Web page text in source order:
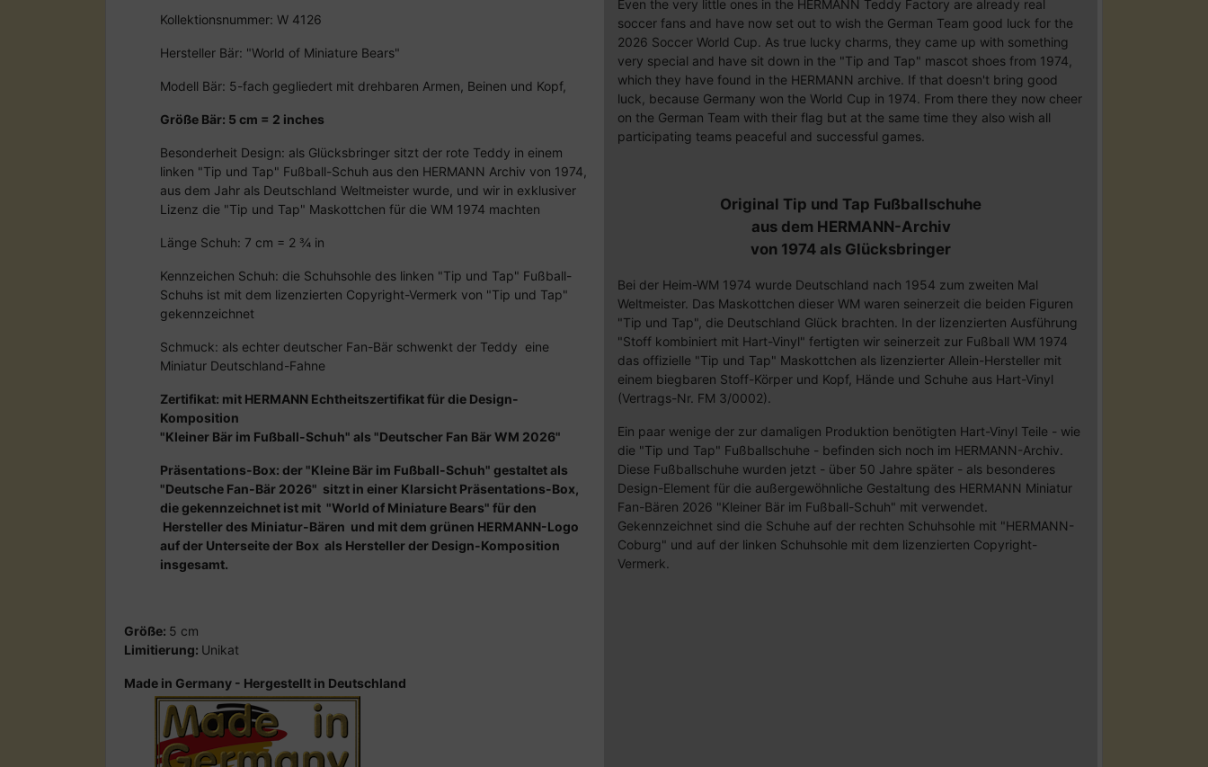
Kollektionsnummer: W 4126
Hersteller Bär: "World of Miniature Bears"
Modell Bär: 5-fach gegliedert mit drehbaren Armen, Beinen und Kopf,
Größe Bär: 5 cm = 2 inches
Besonderheit Design: als Glücksbringer sitzt der rote Teddy in einem
linken "Tip und Tap" Fußball-Schuh aus den HERMANN Archiv von 1974,
aus dem Jahr als Deutschland Weltmeister wurde, und wir in exklusiver
Lizenz die "Tip und Tap" Maskottchen für die WM 1974 machten
Länge Schuh: 7 cm = 2 ¾ in
Kennzeichen Schuh: die Schuhsohle des linken "Tip und Tap" Fußball-
Schuhs ist mit dem lizenzierten Copyright-Vermerk von "Tip und Tap"
gekennzeichnet
Schmuck: als echter deutscher Fan-Bär schwenkt der Teddy eine
Miniatur Deutschland-Fahne
Zertifikat: mit HERMANN Echtheitszertifikat für die Design-
Komposition
"Kleiner Bär im Fußball-Schuh" als "Deutscher Fan Bär WM 2026"
Präsentations-Box: der "Kleine Bär im Fußball-Schuh" gestaltet als
"Deutsche Fan-Bär 2026" sitzt in einer Klarsicht Präsentations-Box,
die gekennzeichnet ist mit "World of Miniature Bears" für den
Hersteller des Miniatur-Bären und mit dem grünen HERMANN-Logo
auf der Unterseite der Box als Hersteller der Design-Komposition
insgesamt.
Größe: 5 cm
Limitierung: Unikat
Made in Germany - Hergestellt in Deutschland
Even the very little ones in the HERMANN Teddy Factory are already real
soccer fans and have now set out to wish the German Team good luck for the
2026 Soccer World Cup. As true lucky charms, they came up with something
very special and have sit down in the "Tip and Tap" mascot shoes from 1974,
which they have found in the HERMANN archive. If that doesn't bring good
luck, because Germany won the World Cup in 1974. From there they now cheer
on the German Team with their flag but at the same time they also wish all
participating teams peaceful and successful games.
Original Tip und Tap Fußballschuhe
aus dem HERMANN-Archiv
von 1974 als Glücksbringer
Bei der Heim-WM 1974 wurde Deutschland nach 1954 zum zweiten Mal
Weltmeister. Das Maskottchen dieser WM waren seinerzeit die beiden Figuren
"Tip und Tap", die Deutschland Glück brachten. In der lizenzierten Ausführung
"Stoff kombiniert mit Hart-Vinyl" fertigten wir seinerzeit zur Fußball WM 1974
das offizielle "Tip und Tap" Maskottchen als lizenzierter Allein-Hersteller mit
einem biegbaren Stoff-Körper und Kopf, Hände und Schuhe aus Hart-Vinyl
(Vertrags-Nr. FM 3/0002).
Ein paar wenige der zur damaligen Produktion benötigten Hart-Vinyl Teile - wie
die "Tip und Tap" Fußballschuhe - befinden sich noch im HERMANN-Archiv.
Diese Fußballschuhe wurden jetzt - über 50 Jahre später - als besonderes
Design-Element für die außergewöhnliche Gestaltung des HERMANN Miniatur
Fan-Bären 2026 "Kleiner Bär im Fußball-Schuh" mit verwendet.
Gekennzeichnet sind die Schuhe auf der rechten Schuhsohle mit "HERMANN-
Coburg" und auf der linken Schuhsohle mit dem lizenzierten Copyright-
Vermerk.